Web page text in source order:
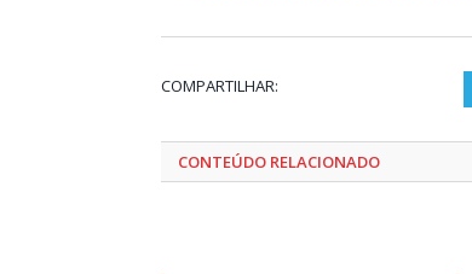
COMPARTILHAR:
CONTEÚDO RELACIONADO